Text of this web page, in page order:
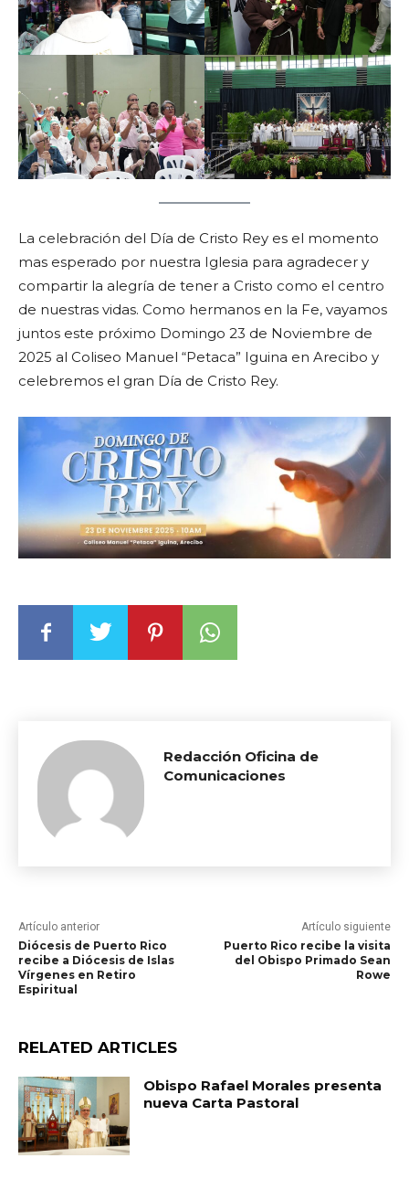
La celebración del Día de Cristo Rey es el momento
mas esperado por nuestra Iglesia para agradecer y
compartir la alegría de tener a Cristo como el centro
de nuestras vidas. Como hermanos en la Fe, vayamos
juntos este próximo Domingo 23 de Noviembre de
2025 al Coliseo Manuel “Petaca” Iguina en Arecibo y
celebremos el gran Día de Cristo Rey.
Redacción Oficina de
Comunicaciones
Artículo anterior
Diócesis de Puerto Rico
recibe a Diócesis de Islas
Vírgenes en Retiro
Espiritual
Artículo siguiente
Puerto Rico recibe la visita
del Obispo Primado Sean
Rowe
RELATED ARTICLES
Obispo Rafael Morales presenta
nueva Carta Pastoral